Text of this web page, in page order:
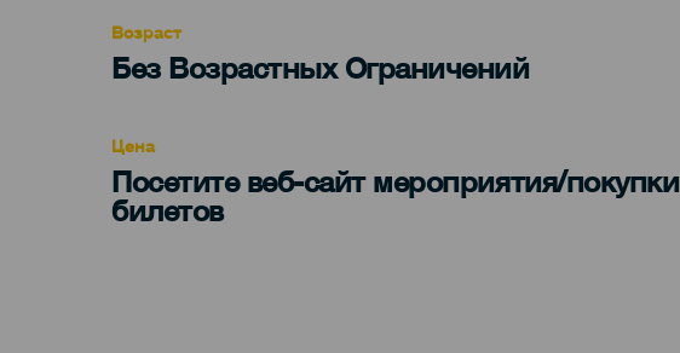
Возраст
Edad
Recomendada
Без Возрастных Ограничений
Цена
Посетите веб-сайт мероприятия/покупки
билетов